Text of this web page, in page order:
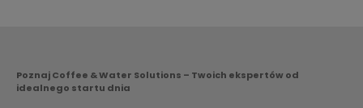
Poznaj Coffee & Water Solutions – Twoich ekspertów od
idealnego startu dnia